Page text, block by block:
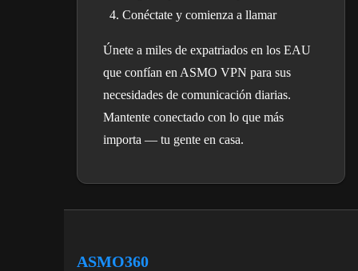
Conéctate y comienza a llamar
Únete a miles de expatriados en los EAU
que confían en ASMO VPN para sus
necesidades de comunicación diarias.
Mantente conectado con lo que más
importa — tu gente en casa.
ASMO360